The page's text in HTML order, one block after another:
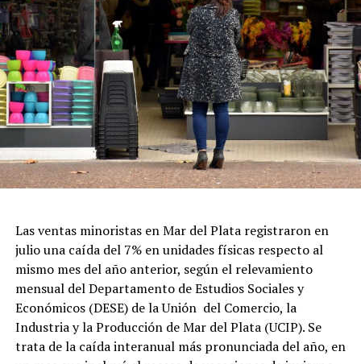
Las ventas minoristas en Mar del Plata registraron en
julio una caída del 7% en unidades físicas respecto al
mismo mes del año anterior, según el relevamiento
mensual del Departamento de Estudios Sociales y
Económicos (DESE) de la Unión del Comercio, la
Industria y la Producción de Mar del Plata (UCIP). Se
trata de la caída interanual más pronunciada del año, en